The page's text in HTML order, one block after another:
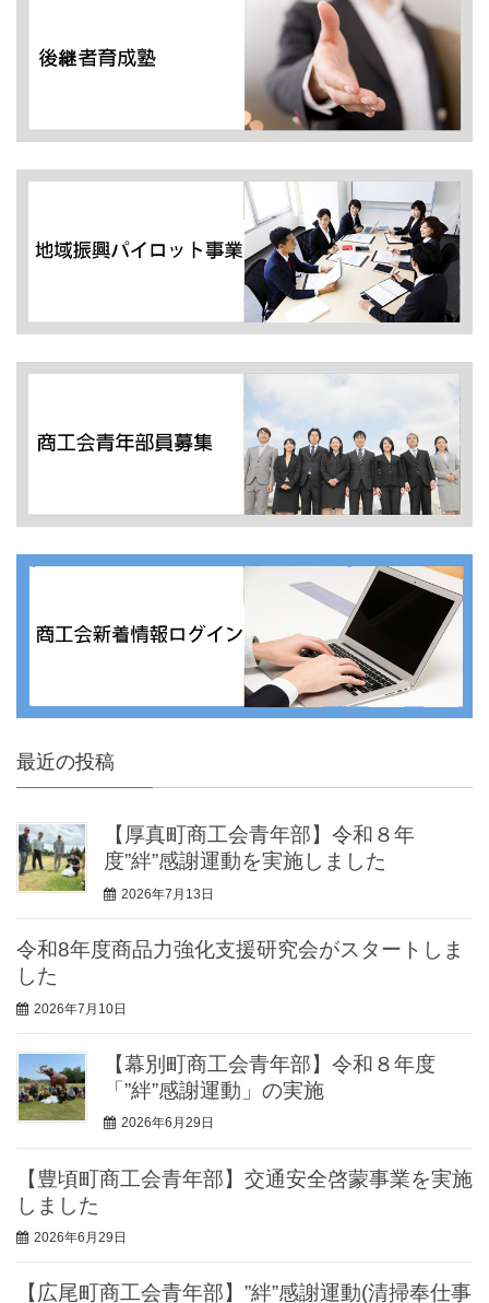
最近の投稿
【厚真町商工会青年部】令和８年
度”絆”感謝運動を実施しました
2026年7月13日
令和8年度商品力強化支援研究会がスタートしま
した
2026年7月10日
【幕別町商工会青年部】令和８年度
「”絆”感謝運動」の実施
2026年6月29日
【豊頃町商工会青年部】交通安全啓蒙事業を実施
しました
2026年6月29日
【広尾町商工会青年部】”絆”感謝運動(清掃奉仕事